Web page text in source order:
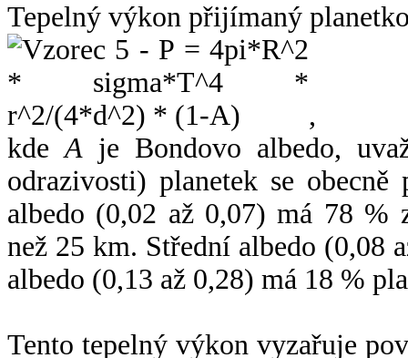
Tepelný výkon přijímaný
,
kdeA je Bondovo albedo,
odrazivosti) planetek se
albedo (0,02 až 0,07) má 78 %
než 25 km. Střední albedo (0,08
albedo (0,13 až 0,28) má 18 %
Tento tepelný výkon vyzařuje